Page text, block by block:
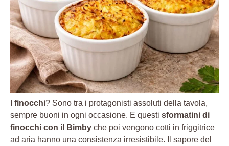
finocchi? Sono tra i protagonisti assoluti della tavola,
sempre buoni in ogni occasione. E questi sformatini di
finocchi con il Bimby che poi vengono cotti in friggitrice
ad aria hanno una consistenza irresistibile. Il sapore del